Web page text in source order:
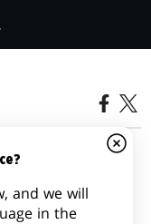
and we will
in the